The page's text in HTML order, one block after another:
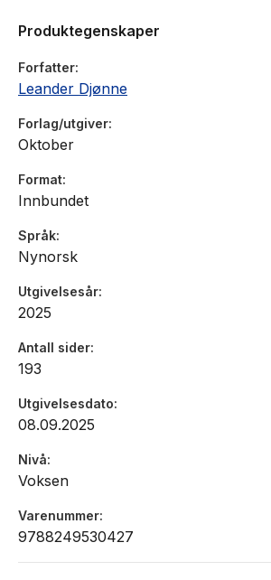
nynorsk var den nye sideren?»
- Knut Hoem, NRK
«I en korthugd, rytmisk og poetisk stil
handlingen fremover … ‘Alt et’ har
spann. En så uregjerlig, gåtefull og vital
- Anne Merethe K. Prinos, Aftenposten
mytiske univers … det [er] en grandios
til å drive handling og språk ut i det
handlingsdrevet og svært spennende …
effektivt i bruk grep fra horrorsjangeren
Språket er sanselig og visuelt …
valgt forfatteridealer blant de
- Espen Stueland, Klassekampen
Produktegenskaper
Forfatter
Leander Djønne
Forlag/utgiver
Oktober
Format
Innbundet
Språk
Nynorsk
Utgivelsesår
2025
Antall sider
193
Utgivelsesdato
08.09.2025
Nivå
Voksen
Varenummer
9788249530427